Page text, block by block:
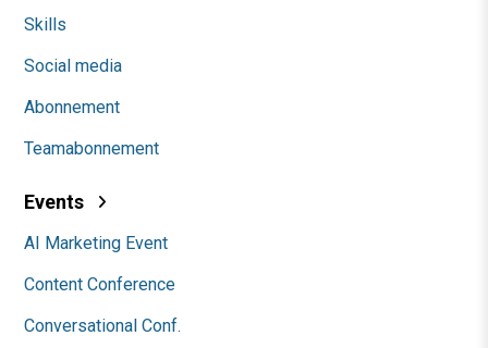
Skills
Social media
Abonnement
Teamabonnement
Events
AI Marketing Event
Content Conference
Conversational Conf.